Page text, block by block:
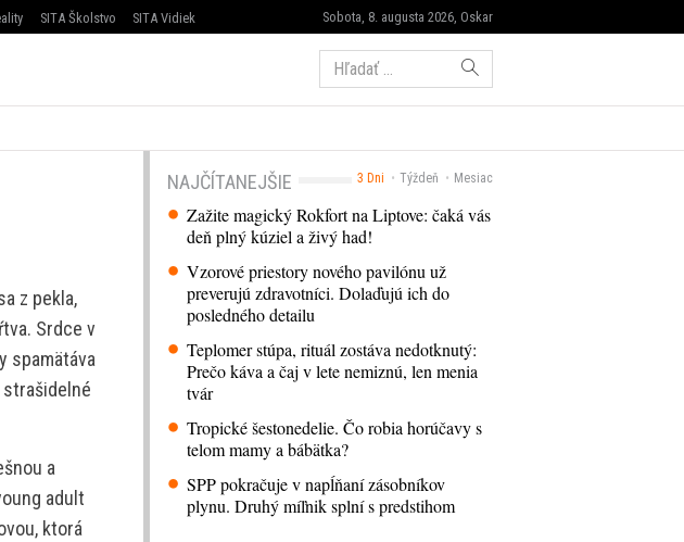
Sobota, 8. augusta 2026, Oskar
SITA Školstvo SITA Vidiek
Hľadať:
z pekla,
Srdce v
spamätáva
a
adult
ktorá
3 Dni Týždeň Mesiac
NAJČÍTANEJŠIE
Zažite magický Rokfort na Liptove: čaká vás
deň plný kúziel a živý had!
Vzorové priestory nového pavilónu už
preverujú zdravotníci. Dolaďujú ich do
posledného detailu
Teplomer stúpa, rituál zostáva nedotknutý:
Prečo káva a čaj v lete nemiznú, len menia
tvár
Tropické šestonedelie. Čo robia horúčavy s
telom mamy a bábätka?
SPP pokračuje v napĺňaní zásobníkov
plynu. Druhý míľnik splní s predstihom